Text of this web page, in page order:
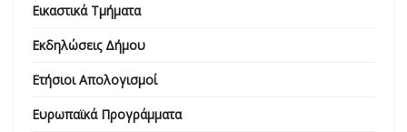
Εικαστικά Τμήματα
Εκδηλώσεις Δήμου
Ετήσιοι Απολογισμοί
Ευρωπαϊκά Προγράμματα